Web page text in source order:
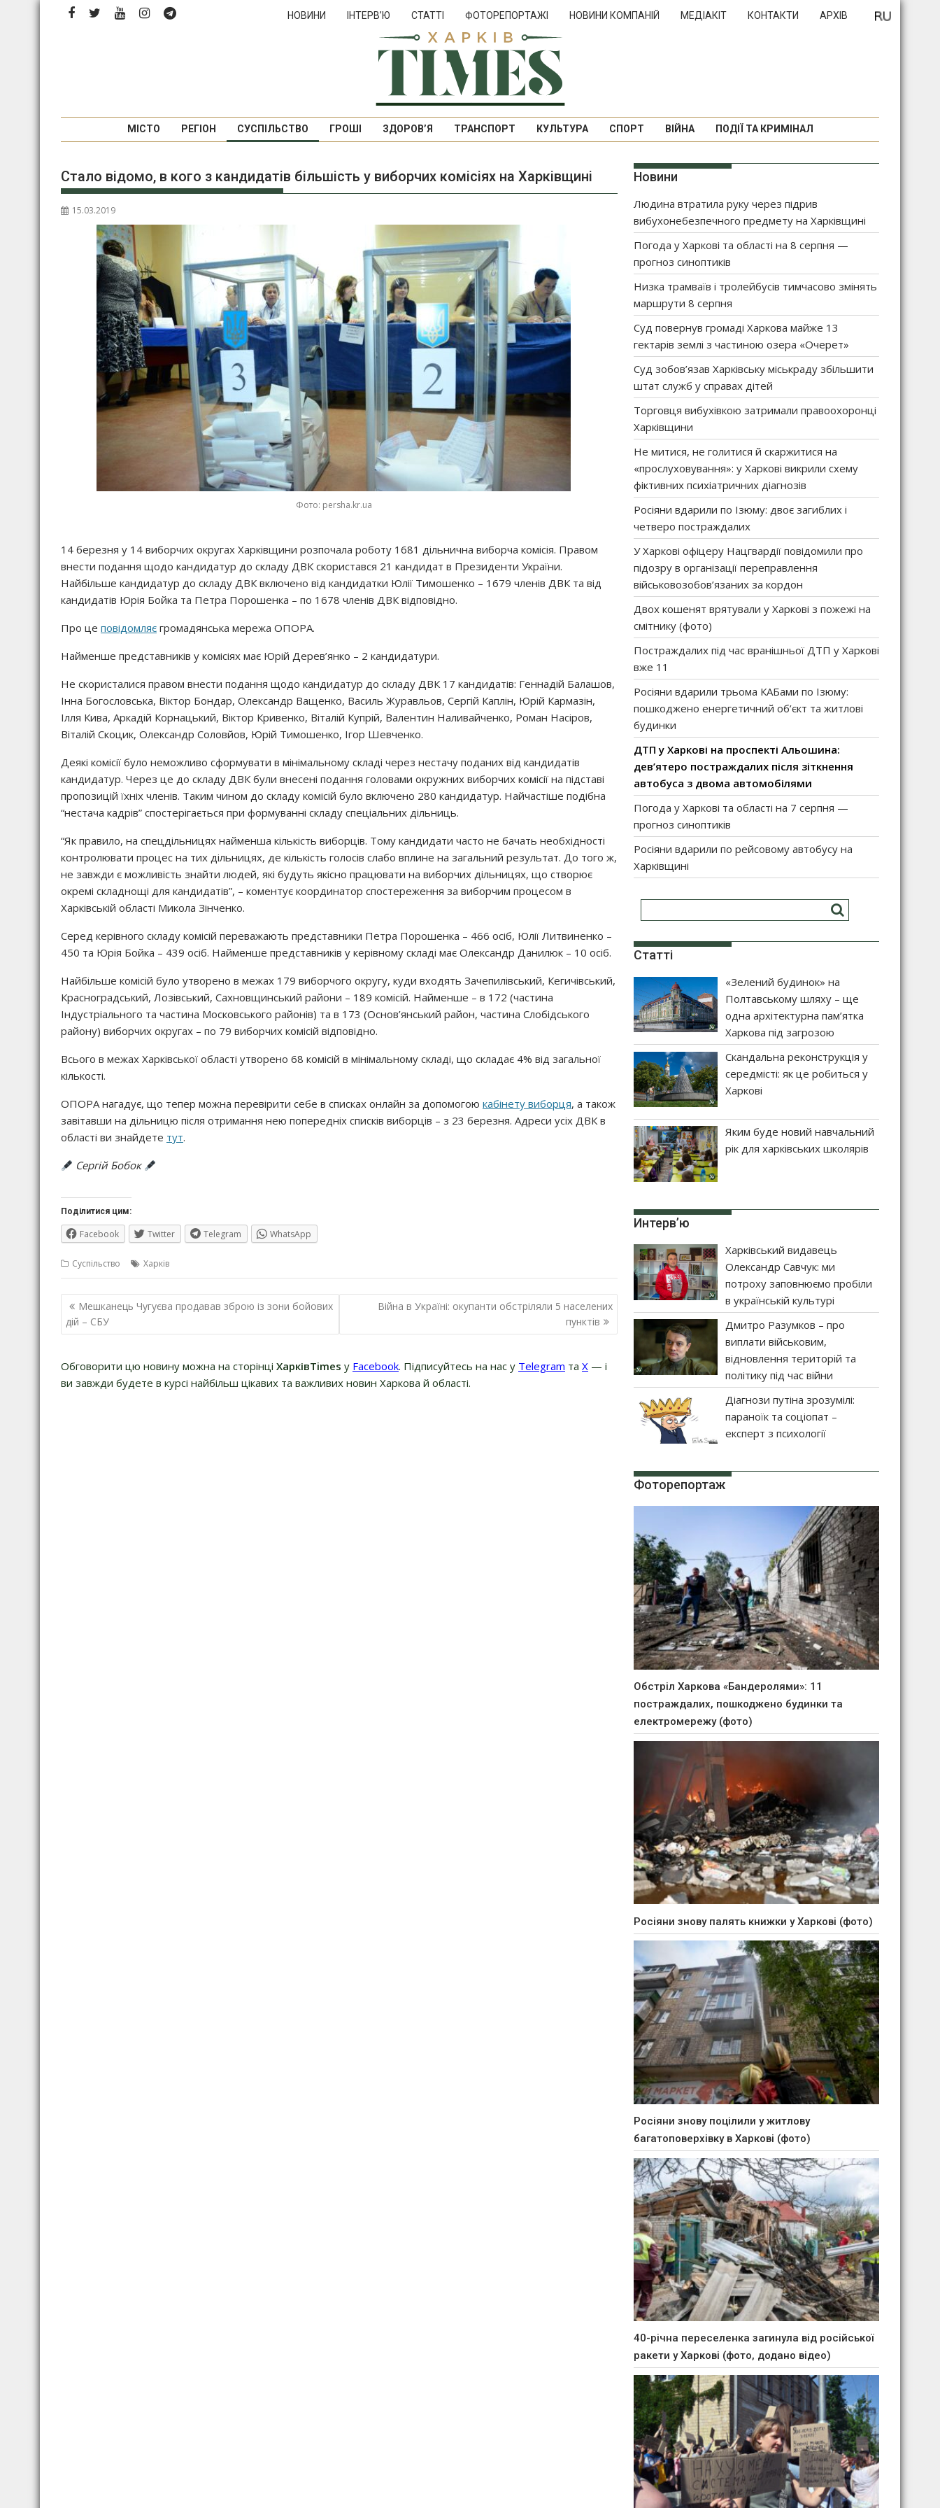
Перейти
НОВИНИ ІНТЕРВ’Ю СТАТТІ ФОТОРЕПОРТАЖІ НОВИНИ КОМПАНІЙ МЕДІАКІТ КОНТАКТИ АРХІВ
МІСТО РЕГІОН СУСПІЛЬСТВО ГРОШІ ЗДОРОВ’Я ТРАНСПОРТ КУЛЬТУРА СПОРТ ВІЙНА ПОДІЇ ТА КРИМІНАЛ
Стало відомо, в кого з кандидатів більшість у виборчих комісіях на Харківщині
15.03.2019
Фото: persha.kr.ua
14 березня у 14 виборчих округах Харківщини розпочала роботу 1681 дільнична виборча комісія. Правом
внести подання щодо кандидатур до складу ДВК скористався 21 кандидат в Президенти України.
Найбільше кандидатур до складу ДВК включено від кандидатки Юлії Тимошенко – 1679 членів ДВК та від
кандидатів Юрія Бойка та Петра Порошенка – по 1678 членів ДВК відповідно.
Про це повідомляє громадянська мережа ОПОРА.
Найменше представників у комісіях має Юрій Дерев’янко – 2 кандидатури.
Не скористалися правом внести подання щодо кандидатур до складу ДВК 17 кандидатів: Геннадій Балашов,
Інна Богословська, Віктор Бондар, Олександр Ващенко, Василь Журавльов, Сергій Каплін, Юрій Кармазін,
Ілля Кива, Аркадій Корнацький, Віктор Кривенко, Віталій Купрій, Валентин Наливайченко, Роман Насіров,
Віталій Скоцик, Олександр Соловйов, Юрій Тимошенко, Ігор Шевченко.
Деякі комісії було неможливо сформувати в мінімальному складі через нестачу поданих від кандидатів
кандидатур. Через це до складу ДВК були внесені подання головами окружних виборчих комісії на підставі
пропозицій їхніх членів. Таким чином до складу комісій було включено 280 кандидатур. Найчастіше подібна
“нестача кадрів” спостерігається при формуванні складу спеціальних дільниць.
“Як правило, на спецдільницях найменша кількість виборців. Тому кандидати часто не бачать необхідності
контролювати процес на тих дільницях, де кількість голосів слабо вплине на загальний результат. До того ж,
не завжди є можливість знайти людей, які будуть якісно працювати на виборчих дільницях, що створює
окремі складнощі для кандидатів”, – коментує координатор спостереження за виборчим процесом в
Харківській області Микола Зінченко.
Серед керівного складу комісій переважають представники Петра Порошенка – 466 осіб, Юлії Литвиненко –
450 та Юрія Бойка – 439 осіб. Найменше представників у керівному складі має Олександр Данилюк – 10 осіб.
Найбільше комісій було утворено в межах 179 виборчого округу, куди входять Зачепилівський, Кегичівський,
Красноградський, Лозівський, Сахновщинський райони – 189 комісій. Найменше – в 172 (частина
Індустріального та частина Московського районів) та в 173 (Основ’янський район, частина Слобідського
району) виборчих округах – по 79 виборчих комісій відповідно.
Всього в межах Харківської області утворено 68 комісій в мінімальному складі, що складає 4% від загальної
кількості.
ОПОРА нагадує, що тепер можна перевірити себе в списках онлайн за допомогою кабінету виборця, а також
завітавши на дільницю після отримання нею попередніх списків виборців – з 23 березня. Адреси усіх ДВК в
області ви знайдете тут.
Сергій Бобок
Поділитися цим:
Facebook Twitter Telegram WhatsApp
Суспільство Харків
Навігація
записів
Мешканець Чугуєва продавав зброю із зони бойових
дій – СБУ
Війна в Україні: окупанти обстріляли 5 населених
пунктів
Обговорити цю новину можна на сторінці ХарківTimes у Facebook. Підписуйтесь на нас у Telegram та Х — і
ви завжди будете в курсі найбільш цікавих та важливих новин Харкова й області.
Новини
Людина втратила руку через підрив
вибухонебезпечного предмету на Харківщині
Погода у Харкові та області на 8 серпня —
прогноз синоптиків
Низка трамваїв і тролейбусів тимчасово змінять
маршрути 8 серпня
Суд повернув громаді Харкова майже 13
гектарів землі з частиною озера «Очерет»
Суд зобов’язав Харківську міськраду збільшити
штат служб у справах дітей
Торговця вибухівкою затримали правоохоронці
Харківщини
Не митися, не голитися й скаржитися на
«прослуховування»: у Харкові викрили схему
фіктивних психіатричних діагнозів
Росіяни вдарили по Ізюму: двоє загиблих і
четверо постраждалих
У Харкові офіцеру Нацгвардії повідомили про
підозру в організації переправлення
військовозобов’язаних за кордон
Двох кошенят врятували у Харкові з пожежі на
смітнику (фото)
Постраждалих під час вранішньої ДТП у Харкові
вже 11
Росіяни вдарили трьома КАБами по Ізюму:
пошкоджено енергетичний об’єкт та житлові
будинки
ДТП у Харкові на проспекті Альошина:
дев’ятеро постраждалих після зіткнення
автобуса з двома автомобілями
Погода у Харкові та області на 7 серпня —
прогноз синоптиків
Росіяни вдарили по рейсовому автобусу на
Харківщині
Статті
«Зелений будинок» на
Полтавському шляху – ще
одна архітектурна пам’ятка
Харкова під загрозою
Скандальна реконструкція у
середмісті: як це робиться у
Харкові
Яким буде новий навчальний
рік для харківських школярів
Интерв’ю
Харківський видавець
Олександр Савчук: ми
потроху заповнюємо пробіли
в українській культурі
Дмитро Разумков – про
виплати військовим,
відновлення територій та
політику під час війни
Діагнози путіна зрозумілі:
параноїк та соціопат –
експерт з психології
Фоторепортаж
Обстріл Харкова «Бандеролями»: 11
постраждалих, пошкоджено будинки та
електромережу (фото)
Росіяни знову палять книжки у Харкові (фото)
Росіяни знову поцілили у житлову
багатоповерхівку в Харкові (фото)
40-річна переселенка загинула від російської
ракети у Харкові (фото, додано відео)